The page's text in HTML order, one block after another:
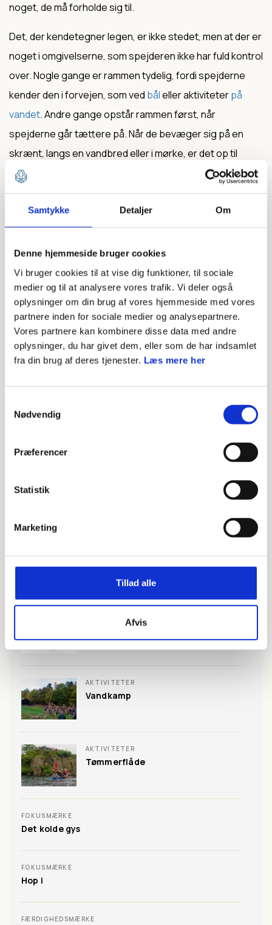
Samtykke Detaljer Om
Denne hjemmeside bruger cookies
Vi bruger cookies til at vise dig funktioner, til sociale
medier og til at analysere vores trafik. Vi deler også
oplysninger om din brug af vores hjemmeside med vores
partnere inden for sociale medier og analysepartnere.
Vores partnere kan kombinere disse data med andre
oplysninger, du har givet dem, eller som de har indsamlet
fra din brug af deres tjenester. Læs mere her
Nødvendig
Præferencer
Statistik
Marketing
Tillad alle
Afvis
noget, de må forholde sig til.
Det, der kendetegner legen, er ikke stedet, men at der er
noget i omgivelserne, som spejderen ikke har fuld kontrol
over. Nogle gange er rammen tydelig, fordi spejderne
kender den i forvejen, som ved båleller aktiviteterpå
vandet. Andre gange opstår rammen først, når
spejderne går tættere på. Når de bevæger sig på en
skrænt, langs en vandbred eller i mørke, er det op til
lederen at vurdere, hvad der giver mening i situationen.
Det er her dømmekraften bliver afgørende. Ikke for at
tage det uforudsigelige væk, men for at gøre det muligt
at blive i det.
Leg med elementer - aktiviteter og
mærker
AKTIVITETER
Vild ild
Guide: Tænd bål uden tændstikker
Refleksløb i mørket
AKTIVITETER
Vandkamp
AKTIVITETER
Tømmerflåde
FOKUSMÆRKE
Det kolde gys
FOKUSMÆRKE
Hop i
FÆRDIGHEDSMÆRKE